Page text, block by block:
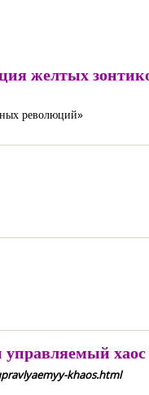
желтых
революций»
управляемый хаос
khaos.html